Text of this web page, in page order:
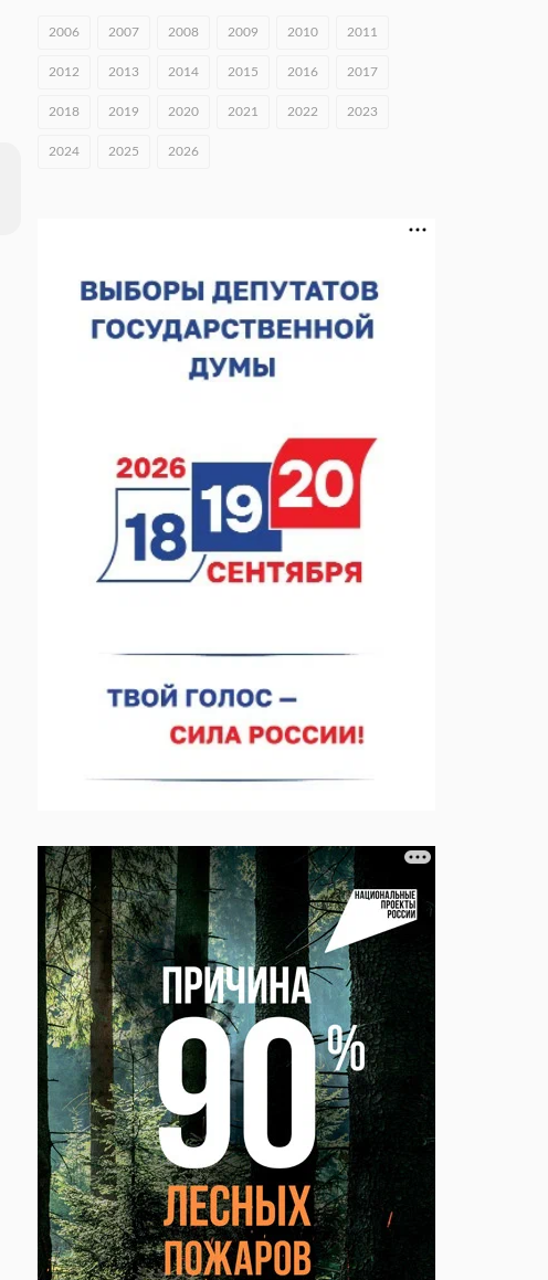
правительстве региона
16 нижегородцев победили в конкурсе «Большая
05.08.2026 15:23
В Нижнем Новгороде подвели итоги отбора на
фестиваль «Музыка балконов»
05.08.2026 14:04
05.08.2026 12:31
В «Заповедных кварталах» отметят 120-летие
усадьбы Гусевых
05.08.2026 11:28
2006 2007 2008 2009 2010 2011
2012 2013 2014 2015 2016 2017
2018 2019 2020 2021 2022 2023
2024 2025 2026